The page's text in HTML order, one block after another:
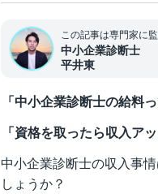
この記事は専門家に
中小企業診断士
平井東
「中小企業診断士の給料
「資格を取ったら収入ア
中小企業診断士の収入事
しょうか？